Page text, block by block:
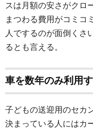
スは月額の安さがクロ
まつわる費用がコミコ
人でするのが面倒くさ
るとも言える。
車を数年のみ利用
子どもの送迎用のセカ
決まっている人にはカ